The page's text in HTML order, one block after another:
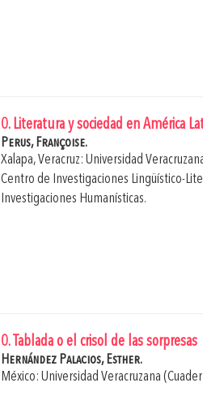
0. Literatura y sociedad en América
Perus, Françoise.
Xalapa, Veracruz: Universidad
Centro de Investigaciones Lingüístico-
Investigaciones Humanísticas.
0. Tablada o el crisol de las sorpresas
Hernández Palacios, Esther.
México: Universidad Veracruzana